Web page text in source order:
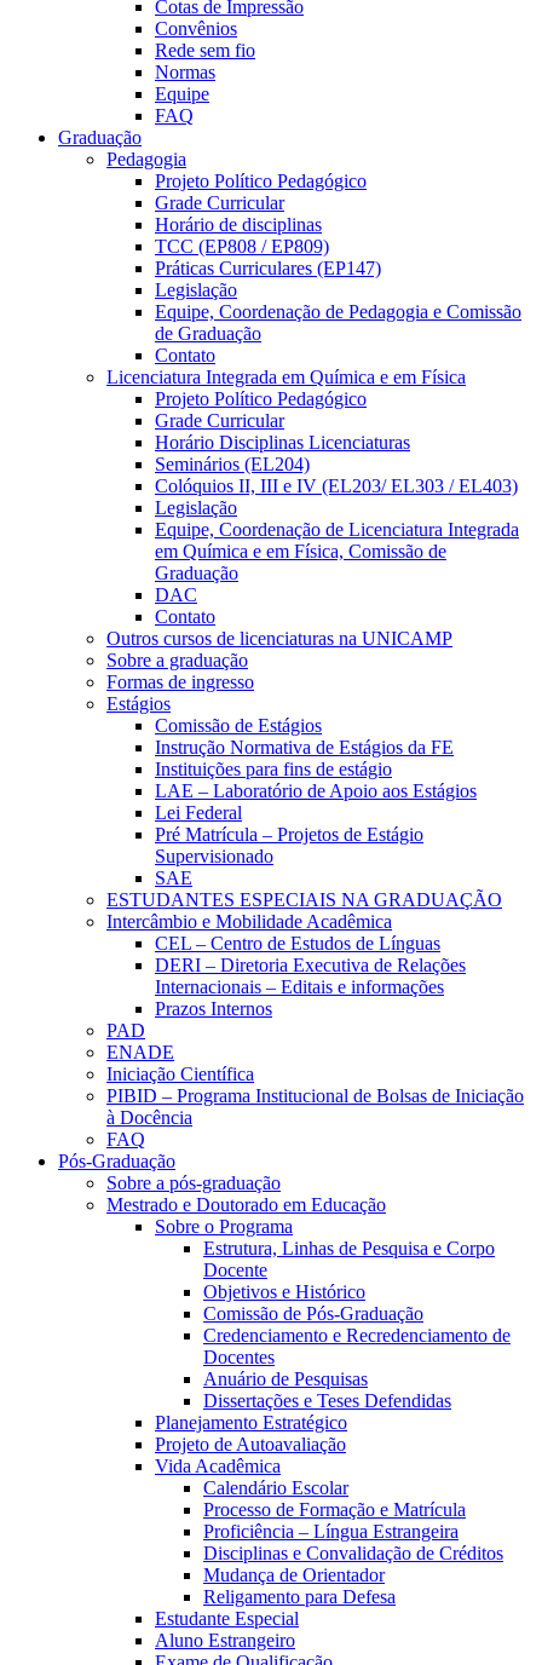
Cotas de Impressão
Convênios
Rede sem fio
Normas
Equipe
FAQ
Graduação
Pedagogia
Projeto Político Pedagógico
Grade Curricular
Horário de disciplinas
TCC (EP808 / EP809)
Práticas Curriculares (EP147)
Legislação
Equipe, Coordenação de Pedagogia e Comissão
de Graduação
Contato
Licenciatura Integrada em Química e em Física
Projeto Político Pedagógico
Grade Curricular
Horário Disciplinas Licenciaturas
Seminários (EL204)
Colóquios II, III e IV (EL203/ EL303 / EL403)
Legislação
Equipe, Coordenação de Licenciatura Integrada
em Química e em Física, Comissão de
Graduação
DAC
Contato
Outros cursos de licenciaturas na UNICAMP
Sobre a graduação
Formas de ingresso
Estágios
Comissão de Estágios
Instrução Normativa de Estágios da FE
Instituições para fins de estágio
LAE – Laboratório de Apoio aos Estágios
Lei Federal
Pré Matrícula – Projetos de Estágio
Supervisionado
SAE
ESTUDANTES ESPECIAIS NA GRADUAÇÃO
Intercâmbio e Mobilidade Acadêmica
CEL – Centro de Estudos de Línguas
DERI – Diretoria Executiva de Relações
Internacionais – Editais e informações
Prazos Internos
PAD
ENADE
Iniciação Científica
PIBID – Programa Institucional de Bolsas de Iniciação
à Docência
FAQ
Pós-Graduação
Sobre a pós-graduação
Mestrado e Doutorado em Educação
Sobre o Programa
Estrutura, Linhas de Pesquisa e Corpo
Docente
Objetivos e Histórico
Comissão de Pós-Graduação
Credenciamento e Recredenciamento de
Docentes
Anuário de Pesquisas
Dissertações e Teses Defendidas
Planejamento Estratégico
Projeto de Autoavaliação
Vida Acadêmica
Calendário Escolar
Processo de Formação e Matrícula
Proficiência – Língua Estrangeira
Disciplinas e Convalidação de Créditos
Mudança de Orientador
Religamento para Defesa
Estudante Especial
Aluno Estrangeiro